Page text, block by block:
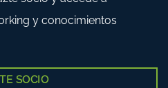
y conocimientos
SOCIO